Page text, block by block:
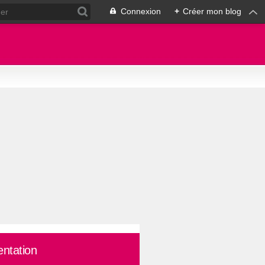
Connexion + Créer mon blog